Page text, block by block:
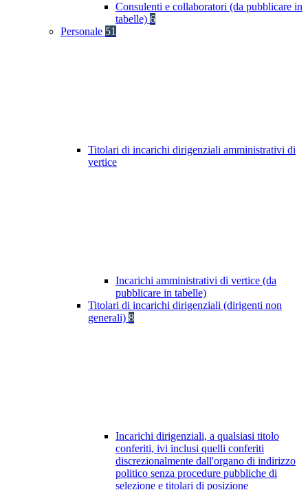
Consulenti e collaboratori (da pubblicare in
tabelle) 6
Personale 51
Titolari di incarichi dirigenziali amministrativi di
vertice
Incarichi amministrativi di vertice (da
pubblicare in tabelle)
Titolari di incarichi dirigenziali (dirigenti non
generali) 8
Incarichi dirigenziali, a qualsiasi titolo
conferiti, ivi inclusi quelli conferiti
discrezionalmente dall'organo di indirizzo
politico senza procedure pubbliche di
selezione e titolari di posizione